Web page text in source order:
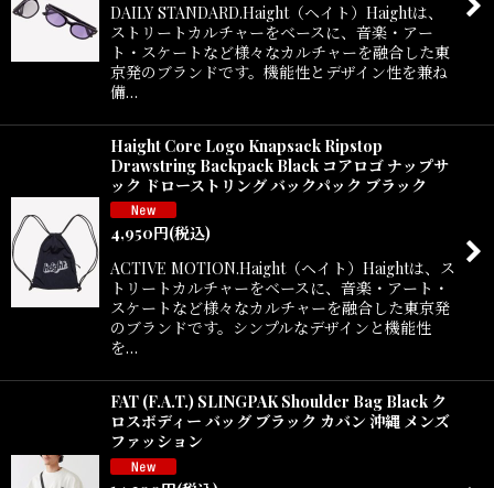
DAILY STANDARD.Haight（ヘイト）Haightは、
ストリートカルチャーをベースに、音楽・アー
ト・スケートなど様々なカルチャーを融合した東
京発のブランドです。機能性とデザイン性を兼ね
備…
Haight Core Logo Knapsack Ripstop
Drawstring Backpack Black コアロゴ ナップサ
ック ドローストリング バックパック ブラック
4,950円(税込)
ACTIVE MOTION.Haight（ヘイト）Haightは、ス
トリートカルチャーをベースに、音楽・アート・
スケートなど様々なカルチャーを融合した東京発
のブランドです。シンプルなデザインと機能性
を…
FAT (F.A.T.) SLINGPAK Shoulder Bag Black ク
ロスボディー バッグ ブラック カバン 沖縄 メンズ
ファッション